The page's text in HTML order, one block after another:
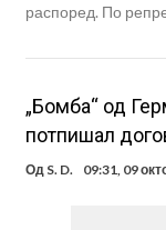
распоред. По
„Бомба“ од
потпишал
Од S. D. 09:31, 09